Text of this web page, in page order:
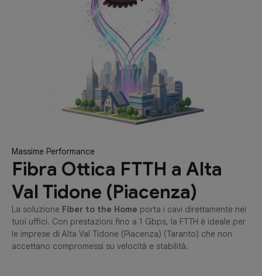
Massime Performance
Fibra Ottica FTTH a Alta
Val Tidone (Piacenza)
La soluzione Fiber to the Home porta i cavi direttamente nei
tuoi uffici. Con prestazioni fino a 1 Gbps, la FTTH è ideale per
le imprese di Alta Val Tidone (Piacenza) (Taranto) che non
accettano compromessi su velocità e stabilità.